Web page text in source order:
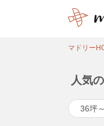
マドリー
人気
36坪